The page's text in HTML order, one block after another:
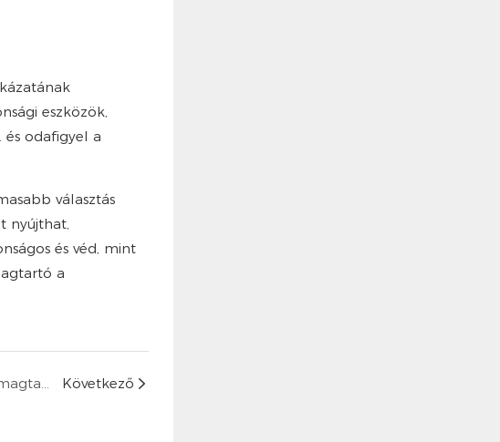
eszközök,
és odafigyel a
választás
nyújthat,
és véd, mint
a
Mi a különbség az anyagban a csomagtartó és a farok között? Következő